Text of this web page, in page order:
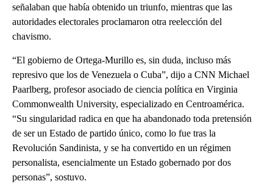
señalaban que había obtenido un triunfo, mientras que las
autoridades electorales proclamaron otra reelección del
chavismo.
“El gobierno de Ortega-Murillo es, sin duda, incluso más
represivo que los de Venezuela o Cuba”, dijo a CNN Michael
Paarlberg, profesor asociado de ciencia política en Virginia
Commonwealth University, especializado en Centroamérica.
“Su singularidad radica en que ha abandonado toda pretensión
de ser un Estado de partido único, como lo fue tras la
Revolución Sandinista, y se ha convertido en un régimen
personalista, esencialmente un Estado gobernado por dos
personas”, sostuvo.